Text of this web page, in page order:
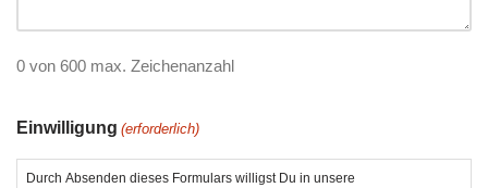
0 von 600 max. Zeichenanzahl
Einwilligung (erforderlich)
Durch Absenden dieses Formulars willigst Du in unsere